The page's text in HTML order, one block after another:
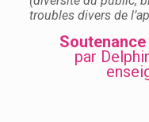
troubles divers de
par